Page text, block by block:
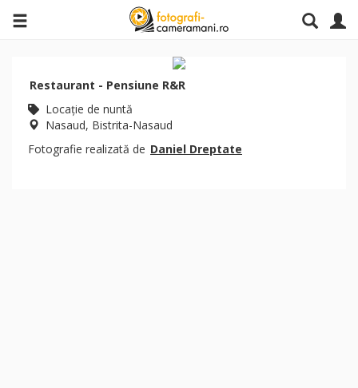
Restaurant - Pensiune R&R
Locaţie de nuntă
Nasaud, Bistrita-Nasaud
Fotografie realizată de Daniel Dreptate